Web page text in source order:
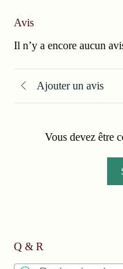
Avis
Il n’y a encore aucun
Ajouter un avis
Vous devez être
Q & R